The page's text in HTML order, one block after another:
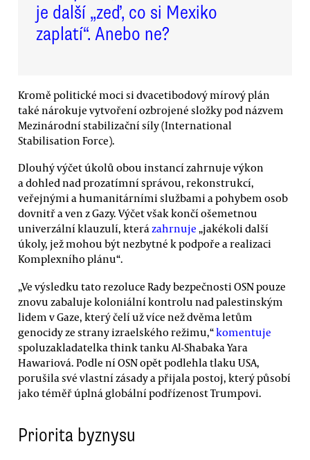
je další „zeď, co si Mexiko
zaplatí“. Anebo ne?
Kromě politické moci si dvacetibodový mírový plán
také nárokuje vytvoření ozbrojené složky pod názvem
Mezinárodní stabilizační síly (International
Stabilisation Force).
Dlouhý výčet úkolů obou instancí zahrnuje výkon
a dohled nad prozatímní správou, rekonstrukcí,
veřejnými a humanitárními službami a pohybem osob
dovnitř a ven z Gazy. Výčet však končí ošemetnou
univerzální klauzulí, kterázahrnuje „jakékoli další
úkoly, jež mohou být nezbytné k podpoře a realizaci
Komplexního plánu“.
„Ve výsledku tato rezoluce Rady bezpečnosti OSN pouze
znovu zabaluje koloniální kontrolu nad palestinským
lidem v Gaze, který čelí už více než dvěma letům
genocidy ze strany izraelského režimu,“komentuje
spoluzakladatelka think tanku Al-Shabaka Yara
Hawariová. Podle ní OSN opět podlehla tlaku USA,
porušila své vlastní zásady a přijala postoj, který působí
jako téměř úplná globální podřízenost Trumpovi.
Priorita byznysu